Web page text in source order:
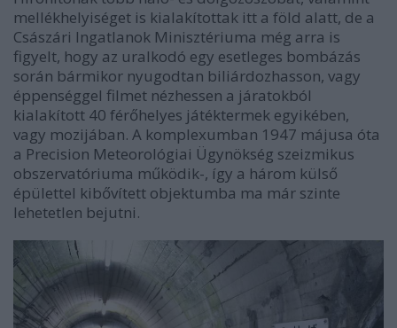
mellékhelyiséget is kialakítottak itt a föld alatt, de a
Császári Ingatlanok Minisztériuma még arra is
figyelt, hogy az uralkodó egy esetleges bombázás
során bármikor nyugodtan biliárdozhasson, vagy
éppenséggel filmet nézhessen a járatokból
kialakított 40 férőhelyes játéktermek egyikében,
vagy mozijában. A komplexumban 1947 májusa óta
a Precision Meteorológiai Ügynökség szeizmikus
obszervatóriuma működik-, így a három külső
épülettel kibővített objektumba ma már szinte
lehetetlen bejutni.